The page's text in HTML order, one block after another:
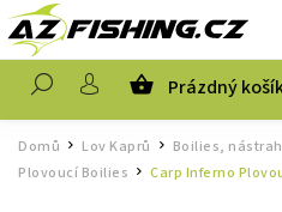
Prázdný
Domů / Lov Kaprů Boilies,
Plovoucí Boilies / Carp Inferno